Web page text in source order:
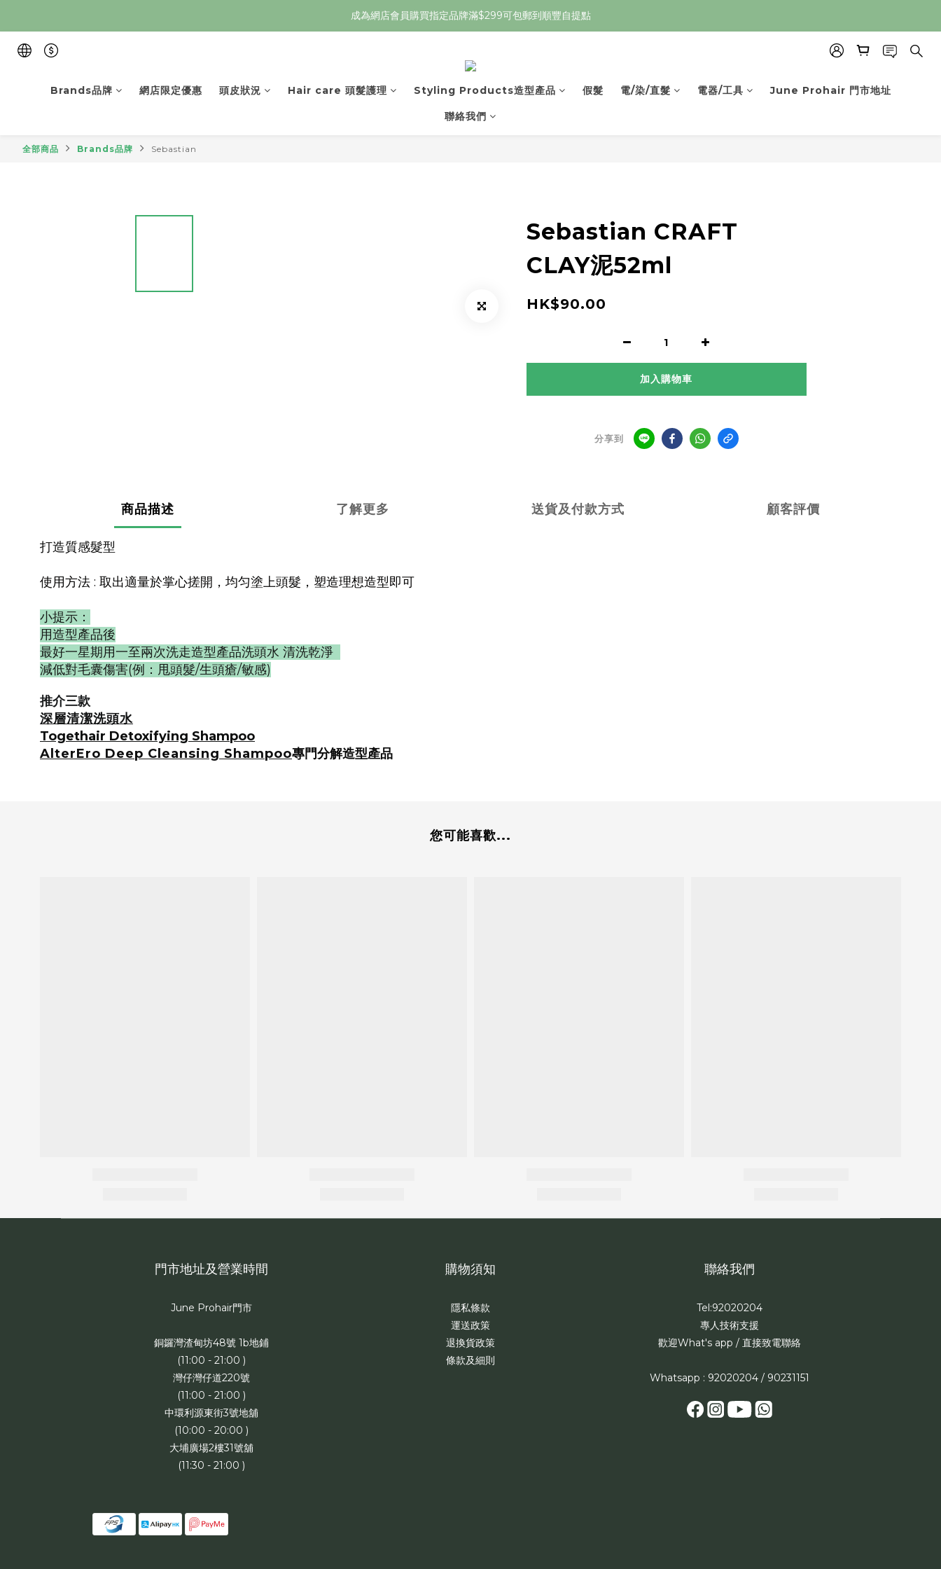
成為網店會員購買指定品牌滿$299可包郵到順豐自提點
Brands品牌 網店限定優惠 頭皮狀況 Hair care 頭髮護理 Styling Products造型產品 假髮 電/染/直髮 電器/工具 June Prohair 門市地址
聯絡我們
全部商品 Brands品牌 Sebastian
Sebastian CRAFT
CLAY泥52ml
HK$90.00
加入購物車
分享到
商品描述 了解更多 送貨及付款方式 顧客評價
打造質感髮型
使用方法 : 取出適量於掌心搓開，均匀塗上頭髮，塑造理想造型即可
小提示：
用造型產品後
最好一星期用一至兩次洗走造型產品洗頭水 清洗乾淨
減低對毛囊傷害(例：甩頭髮/生頭瘡/敏感)
推介三款
深層清潔洗頭水
Togethair Detoxifying Shampoo
AlterEro Deep Cleansing Shampoo專門分解造型產品
您可能喜歡...
門市地址及營業時間
June Prohair門市
銅鑼灣渣甸坊48號 1b地鋪
(11:00 - 21:00 )
灣仔灣仔道220號
(11:00 - 21:00 )
中環利源東街3號地舖
(10:00 - 20:00 )
大埔廣場2樓31號舖
(11:30 - 21:00 )
購物須知
隱私條款
運送政策
退換貨政策
條款及細則
聯絡我們
Tel:92020204
專人技術支援
歡迎What's app / 直接致電聯絡
Whatsapp : 92020204 / 90231151